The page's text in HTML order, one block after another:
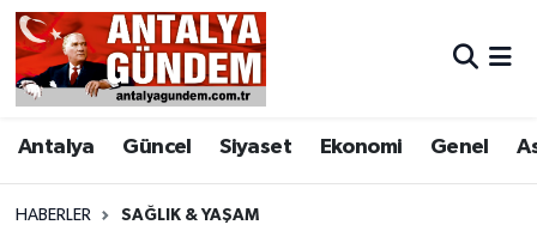
Antalya Güncel Siyaset Ekonomi Genel
HABERLER SAĞLIK & YAŞAM
Antalya
Asayiş
Bilim & Teknoloji
Antalya Nöbetçi Eczaneler
Antalya Hava Durumu
Antalya Namaz Vakitleri